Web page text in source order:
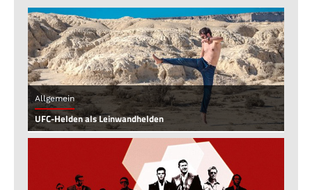
Allgemein
UFC-Helden als Leinwandhelden